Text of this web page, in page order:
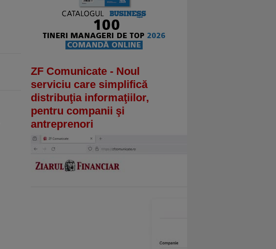
ZF Comunicate - Noul
serviciu care simplifică
distribuţia informaţiilor,
pentru companii şi
antreprenori